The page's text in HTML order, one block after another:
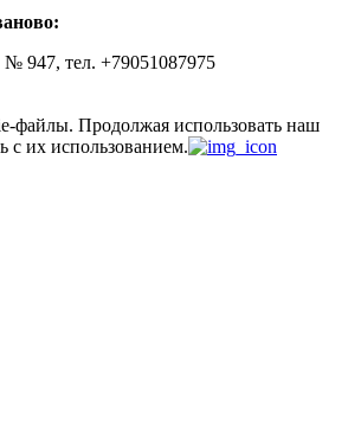
947, тел. +79051087975
файлы. Продолжая использовать наш
с их использованием.